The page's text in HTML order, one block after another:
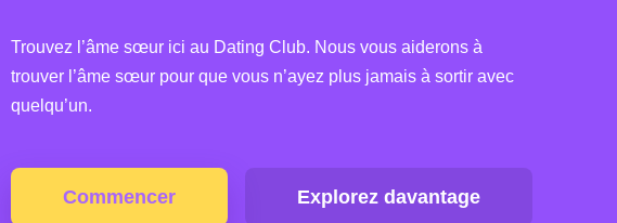
Trouvez l’âme sœur ici au Dating Club. Nous vous aiderons à
trouver l’âme sœur pour que vous n’ayez plus jamais à sortir avec
quelqu’un.
Commencer Explorez davantage